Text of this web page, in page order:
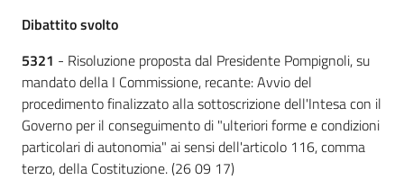
Dibattito svolto
5321 - Risoluzione proposta dal Presidente Pompignoli, su
mandato della I Commissione, recante: Avvio del
procedimento finalizzato alla sottoscrizione dell'Intesa con il
Governo per il conseguimento di "ulteriori forme e condizioni
particolari di autonomia" ai sensi dell'articolo 116, comma
terzo, della Costituzione. (26 09 17)